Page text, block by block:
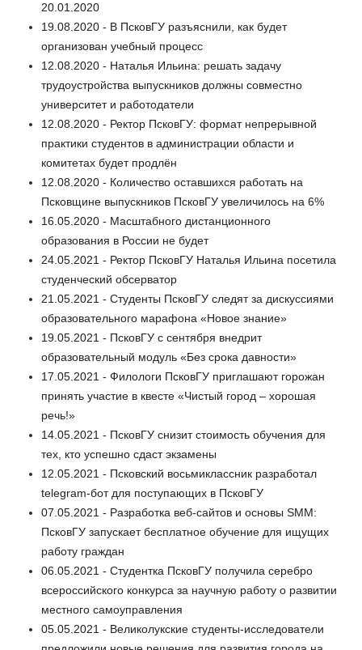
20.01.2020
19.08.2020 - В ПсковГУ разъяснили, как будет
организован учебный процесс
12.08.2020 - Наталья Ильина: решать задачу
трудоустройства выпускников должны совместно
университет и работодатели
12.08.2020 - Ректор ПсковГУ: формат непрерывной
практики студентов в администрации области и
комитетах будет продлён
12.08.2020 - Количество оставшихся работать на
Псковщине выпускников ПсковГУ увеличилось на 6%
16.05.2020 - Масштабного дистанционного
образования в России не будет
24.05.2021 - Ректор ПсковГУ Наталья Ильина посетила
студенческий обсерватор
21.05.2021 - Студенты ПсковГУ следят за дискуссиями
образовательного марафона «Новое знание»
19.05.2021 - ПсковГУ с сентября внедрит
образовательный модуль «Без срока давности»
17.05.2021 - Филологи ПсковГУ приглашают горожан
принять участие в квесте «Чистый город – хорошая
речь!»
14.05.2021 - ПсковГУ снизит стоимость обучения для
тех, кто успешно сдаст экзамены
12.05.2021 - Псковский восьмиклассник разработал
telegram-бот для поступающих в ПсковГУ
07.05.2021 - Разработка веб-сайтов и основы SMM:
ПсковГУ запускает бесплатное обучение для ищущих
работу граждан
06.05.2021 - Студентка ПсковГУ получила серебро
всероссийского конкурса за научную работу о развитии
местного самоуправления
05.05.2021 - Великолукские студенты-исследователи